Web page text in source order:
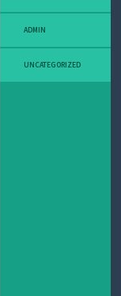
ADMIN
UNCATEGORIZED